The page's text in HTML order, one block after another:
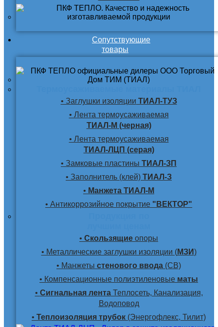
Сопутствующие
товары
• Заглушки изоляции ТИАЛ-ТУЗ
• Лента термоусаживаемая
ТИАЛ-М (черная)
• Лента термоусаживаемая
ТИАЛ-ЛЦП (серая)
• Замковые пластины ТИАЛ-ЗП
• Заполнитель (клей) ТИАЛ-З
• Манжета ТИАЛ-М
• Антикоррозийное покрытие "ВЕКТОР"
• Скользящие опоры
• Металлические заглушки изоляции (МЗИ)
• Манжеты стенового ввода (СВ)
• Компенсационные полиэтиленовые маты
• Сигнальная лентаТеплосеть, Канализация,
Водоповод
• Теплоизоляция трубок (Энергофлекс, Тилит)